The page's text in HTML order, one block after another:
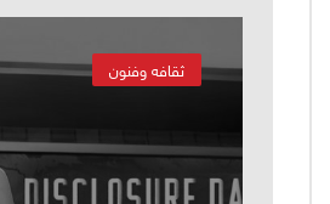
ثقافه وفنون